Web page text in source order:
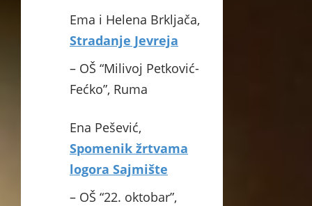
Ema i Helena Brkljača,
Stradanje Jevreja
– OŠ “Milivoj Petković-
Fećko”, Ruma
Ena Pešević,
Spomenik žrtvama
logora Sajmište
– OŠ “22. oktobar”,